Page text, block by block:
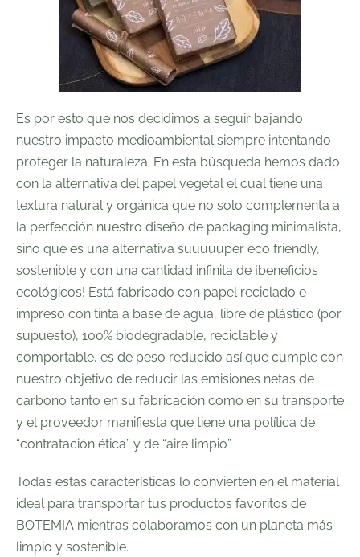
Es por esto que nos decidimos a seguir bajando
nuestro impacto medioambiental siempre intentando
proteger la naturaleza. En esta búsqueda hemos dado
con la alternativa del papel vegetal el cual tiene una
textura natural y orgánica que no solo complementa a
la perfección nuestro diseño de packaging minimalista,
sino que es una alternativa suuuuuper eco friendly,
sostenible y con una cantidad infinita de ¡beneficios
ecológicos! Está fabricado con papel reciclado e
impreso con tinta a base de agua, libre de plástico (por
supuesto), 100% biodegradable, reciclable y
comportable, es de peso reducido así que cumple con
nuestro objetivo de reducir las emisiones netas de
carbono tanto en su fabricación como en su transporte
y el proveedor manifiesta que tiene una política de
“contratación ética” y de “aire limpio”.
Todas estas características lo convierten en el material
ideal para transportar tus productos favoritos de
BOTEMIA mientras colaboramos con un planeta más
limpio y sostenible.